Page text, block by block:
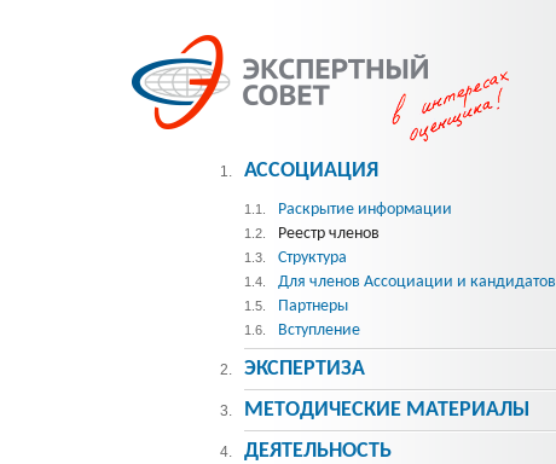
1. АССОЦИАЦИЯ
1.1. Раскрытие информации
1.2. Реестр членов
1.3. Структура
1.4. Для членов Ассоциации и кандидатов
1.5. Партнеры
1.6. Вступление
2. ЭКСПЕРТИЗА
3. МЕТОДИЧЕСКИE МАТЕРИАЛЫ
4. ДЕЯТЕЛЬНОСТЬ